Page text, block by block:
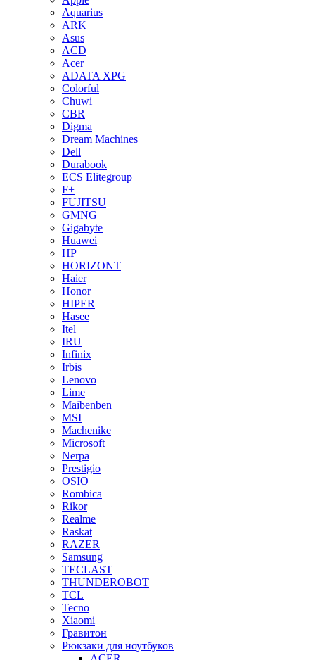
Aquarius
ARK
Asus
ACD
Acer
ADATA XPG
Colorful
Chuwi
CBR
Digma
Dream Machines
Dell
Durabook
ECS Elitegroup
F+
FUJITSU
GMNG
Gigabyte
Huawei
HP
HORIZONT
Haier
Honor
HIPER
Hasee
Itel
IRU
Infinix
Irbis
Lenovo
Lime
Maibenben
MSI
Machenike
Microsoft
Nerpa
Prestigio
OSIO
Rombica
Rikor
Realme
Raskat
RAZER
Samsung
TECLAST
THUNDEROBOT
TCL
Tecno
Xiaomi
Гравитон
Рюкзаки для ноутбуков